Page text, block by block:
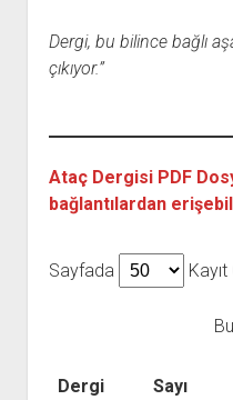
1940’LI
GDF
Dergi, bu bilince bağlı
çıkıyor.”
Ataç Dergisi PDF
bağlantılardan
Sayfada
Dergi Sayı